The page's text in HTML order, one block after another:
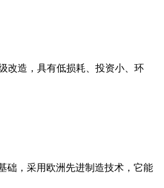
改造，具有低损耗、投资小、环
础，采用欧洲先进制造技术，它能